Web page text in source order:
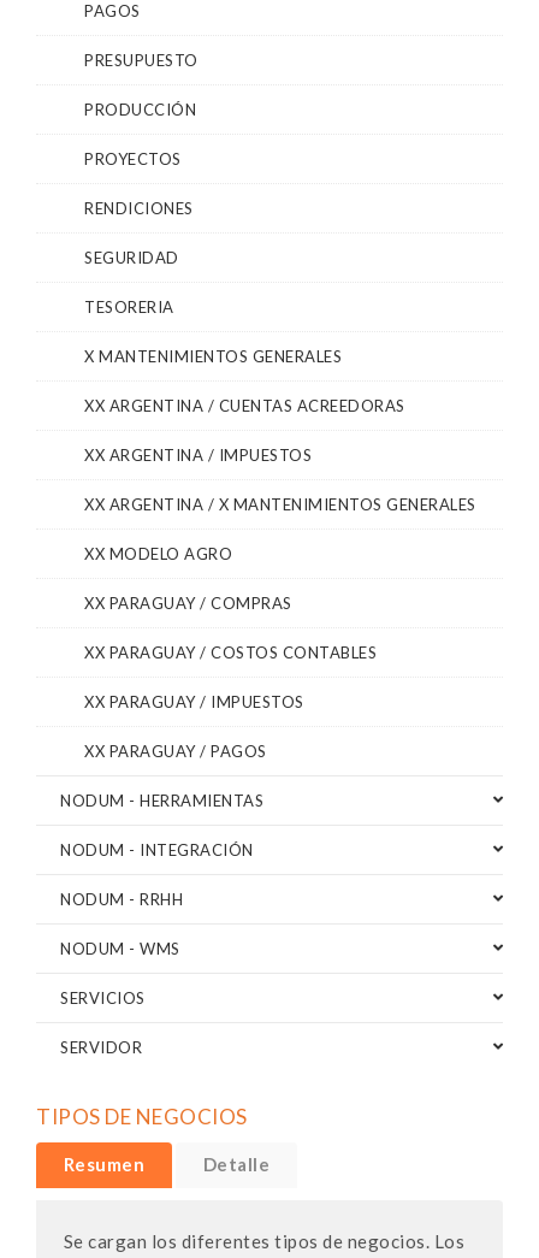
PAGOS
PRESUPUESTO
PRODUCCIÓN
PROYECTOS
RENDICIONES
SEGURIDAD
TESORERIA
X MANTENIMIENTOS GENERALES
XX ARGENTINA / CUENTAS ACREEDORAS
XX ARGENTINA / IMPUESTOS
XX ARGENTINA / X MANTENIMIENTOS GENERALES
XX MODELO AGRO
XX PARAGUAY / COMPRAS
XX PARAGUAY / COSTOS CONTABLES
XX PARAGUAY / IMPUESTOS
XX PARAGUAY / PAGOS
NODUM - HERRAMIENTAS
NODUM - INTEGRACIÓN
NODUM - RRHH
NODUM - WMS
SERVICIOS
SERVIDOR
TIPOS DE NEGOCIOS
Resumen Detalle
Se cargan los diferentes tipos de negocios. Los